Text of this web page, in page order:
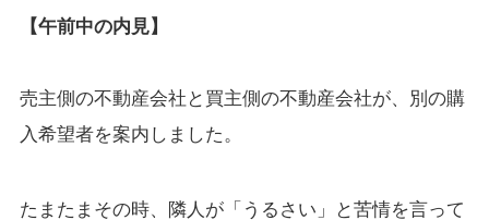
【午前中の内見】
売主側の不動産会社と買主側の不動産会社が、別の購
入希望者を案内しました。
たまたまその時、隣人が「うるさい」と苦情を言って